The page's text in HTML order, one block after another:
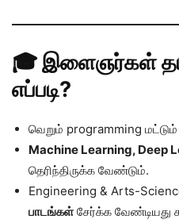
🎓 இளைஞர்கள்
எப்படி?
வெறும் programming
Machine Learning, Deep
தெரிந்திருக்க வேண்டும்.
Engineering & Arts-
பாடங்கள்சேர்க்க வேண்டியது